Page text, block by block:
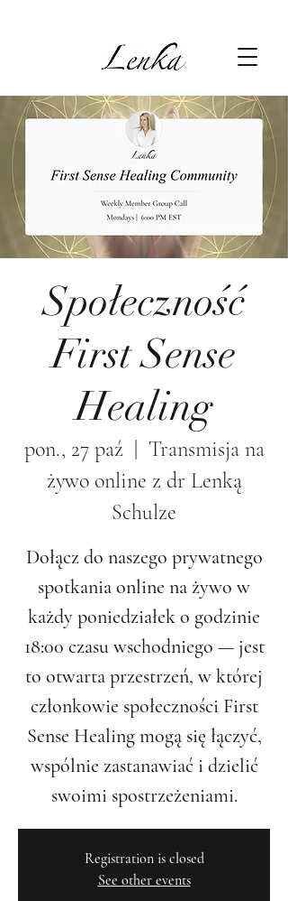
Społeczność
First Sense
Healing
pon., 27 paź
Transmisja na
żywo online z dr Lenką
Schulze
Dołącz do naszego prywatnego
spotkania online na żywo w
każdy poniedziałek o godzinie
18:00 czasu wschodniego — jest
to otwarta przestrzeń, w której
członkowie społeczności First
Sense Healing mogą się łączyć,
wspólnie zastanawiać i dzielić
swoimi spostrzeżeniami.
Registration is closed
See other events